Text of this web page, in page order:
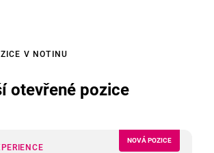
V NOTINU
otevřené pozice
NOVÁ POZICE